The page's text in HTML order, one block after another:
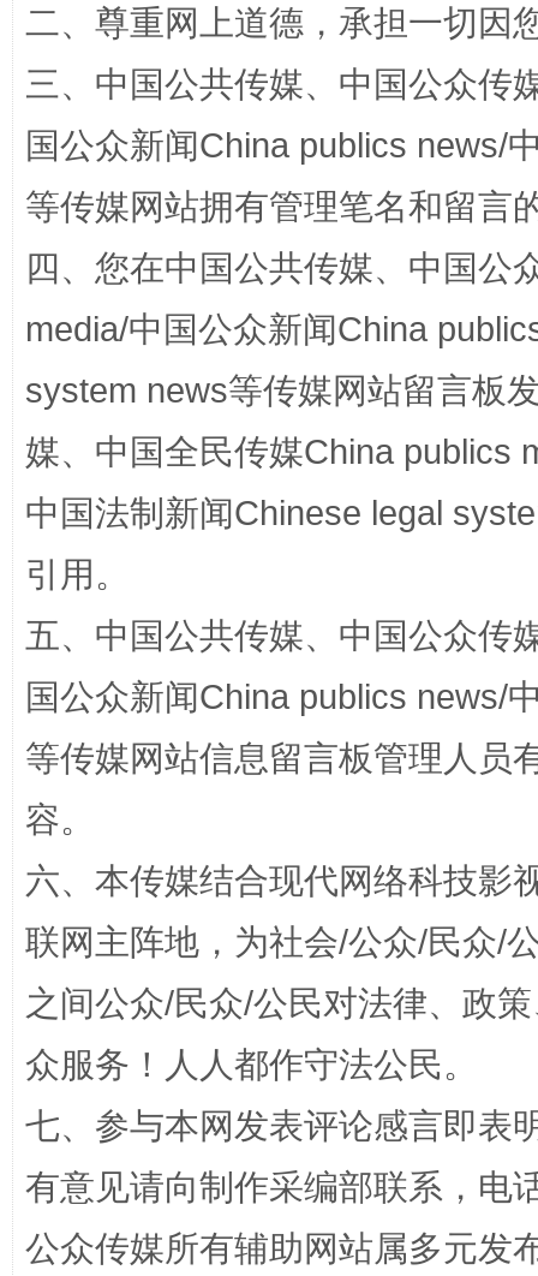
“蜀中异人”王建安的艺术幻境
东山县通报“牛蛙产品抗生素超标问题” 法
千年窑火 生生不息 一
二、尊重网上道德，承担一切因
三、中国公共传媒、中国公众传
国公众新闻China publics news/
等传媒网站拥有管理笔名和留言
四、您在中国公共传媒、中国公
media/中国公众新闻China
system news等传媒网站留言板
媒、中国全民传媒China publics
中国法制新闻Chinese legal
引用。
五、中国公共传媒、中国公众传
国公众新闻China publics news/
等传媒网站信息留言板管理人员
容。
六、本传媒结合现代网络科技影
联网主阵地，为社会/公众/民众/
之间公众/民众/公民对法律、政
众服务！人人都作守法公民。
七、参与本网发表评论感言即表
有意见请向制作采编部联系，电
公众传媒所有辅助网站属多元发